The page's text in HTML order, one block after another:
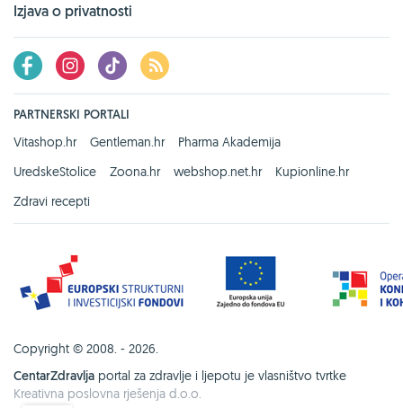
Izjava o privatnosti
PARTNERSKI PORTALI
Vitashop.hr
Gentleman.hr
Pharma Akademija
UredskeStolice
Zoona.hr webshop.net.hr
Kupionline.hr
Zdravi recepti
Copyright © 2008. - 2026.
CentarZdravlja portal za zdravlje i ljepotu je vlasništvo tvrtke
Kreativna poslovna rješenja d.o.o.